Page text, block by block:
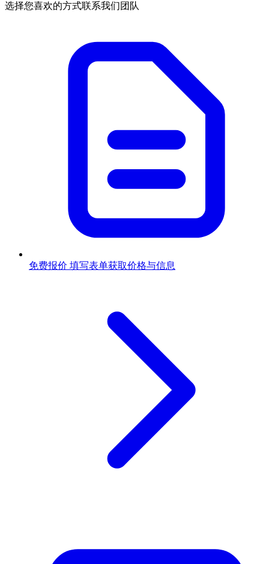
选择您喜欢的方式联系我们团队
免费报价 填写表单获取价格与信息